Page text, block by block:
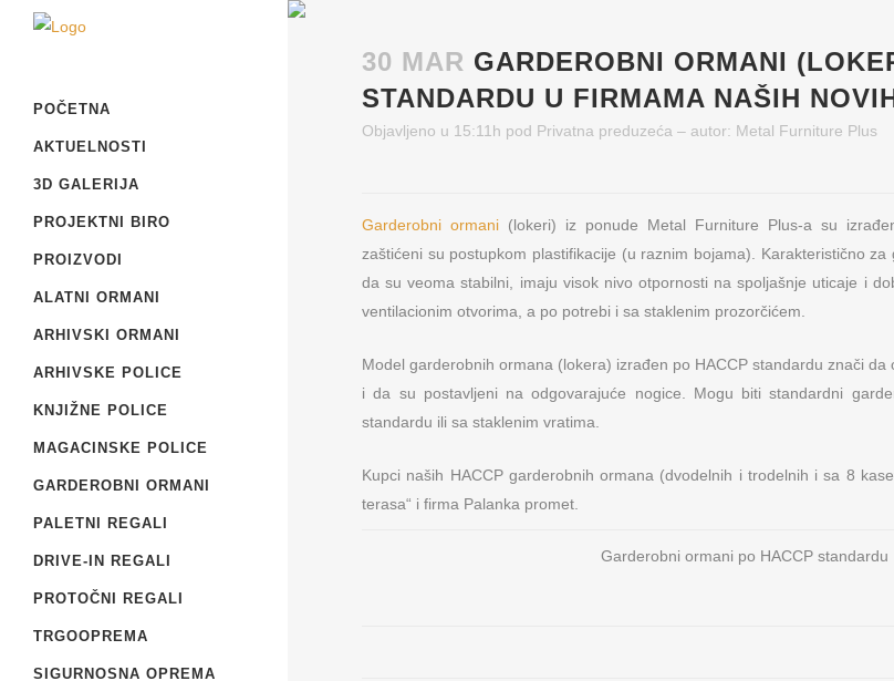
POČETNA
AKTUELNOSTI
3D GALERIJA
PROJEKTNI BIRO
PROIZVODI
ALATNI ORMANI
ARHIVSKI ORMANI
ARHIVSKE POLICE
KNJIŽNE POLICE
MAGACINSKE POLICE
GARDEROBNI ORMANI
PALETNI REGALI
DRIVE-IN REGALI
PROTOČNI REGALI
TRGOOPREMA
SIGURNOSNA OPREMA
30 MAR GARDEROBNI ORMANI
STANDARDU U FIRMAMA NAŠIH
Objavljeno u 15:11h pod Privatna preduzeća – autor: Metal Furniture Plus
Garderobni ormani(lokeri) iz ponude Metal Furniture Plus-a su
zaštićeni su postupkom plastifikacije (u raznim bojama). Karakteristično
da su veoma stabilni, imaju visok nivo otpornosti na spoljašnje uticaje i
ventilacionim otvorima, a po potrebi i sa staklenim prozorčićem.
Model garderobnih ormana (lokera) izrađen po HACCP standardu znači
i da su postavljeni na odgovarajuće nogice. Mogu biti standardni
standardu ili sa staklenim vratima.
Kupci naših HACCP garderobnih ormana (dvodelnih i trodelnih i sa 8
terasa“ i firma Palanka promet.
Garderobni ormani po HACCP standardu